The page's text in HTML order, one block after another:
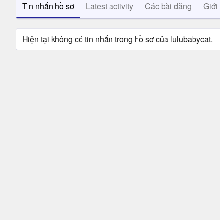
Tin nhắn hồ sơ Latest activity Các bài đăng Giới
Hiện tại không có tin nhắn trong hồ sơ của lulubabycat.